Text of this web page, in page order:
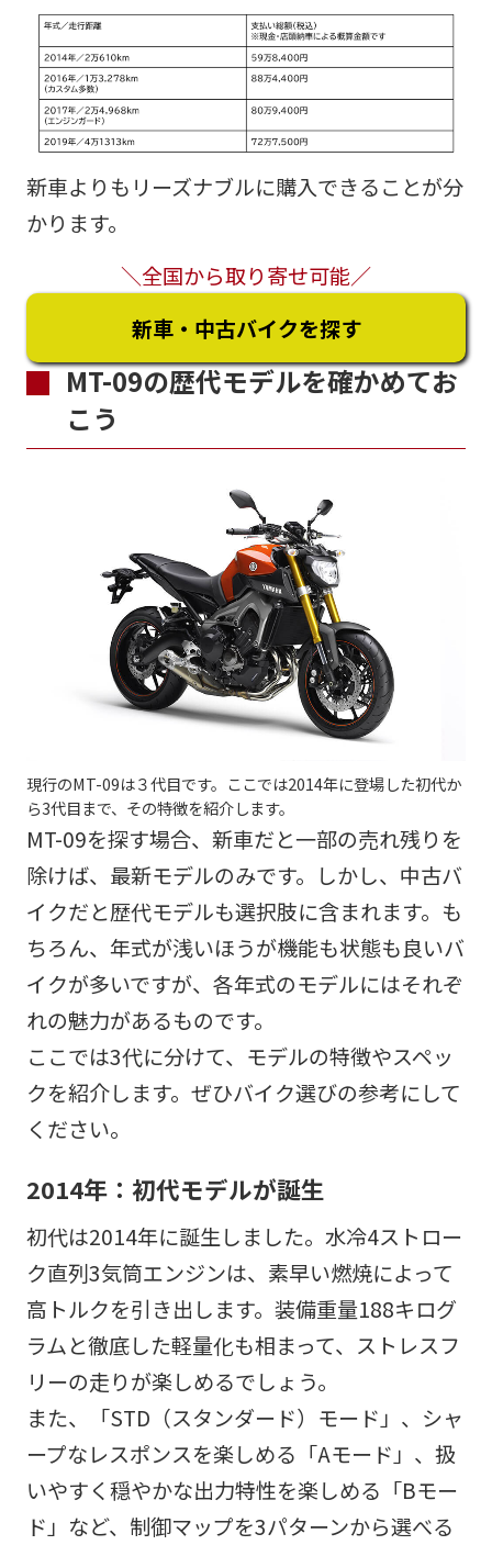
新車よりもリーズナブルに購入できることが分
かります。
＼全国から取り寄せ可能／
新車・中古バイクを探す
MT-09の歴代モデルを確かめてお
こう
現行のMT-09は３代目です。ここでは2014年に登場した初代か
ら3代目まで、その特徴を紹介します。
MT-09を探す場合、新車だと一部の売れ残りを
除けば、最新モデルのみです。しかし、中古バ
イクだと歴代モデルも選択肢に含まれます。も
ちろん、年式が浅いほうが機能も状態も良いバ
イクが多いですが、各年式のモデルにはそれぞ
れの魅力があるものです。
ここでは3代に分けて、モデルの特徴やスペッ
クを紹介します。ぜひバイク選びの参考にして
ください。
2014年：初代モデルが誕生
初代は2014年に誕生しました。水冷4ストロー
ク直列3気筒エンジンは、素早い燃焼によって
高トルクを引き出します。装備重量188キログ
ラムと徹底した軽量化も相まって、ストレスフ
リーの走りが楽しめるでしょう。
また、「STD（スタンダード）モード」、シャ
ープなレスポンスを楽しめる「Aモード」、扱
いやすく穏やかな出力特性を楽しめる「Bモー
ド」など、制御マップを3パターンから選べる